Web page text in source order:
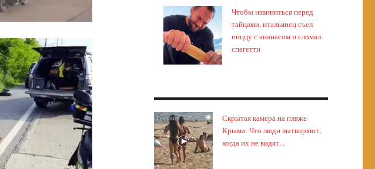
Чтобы извиниться перед
тайцами, итальянец съел
пиццу с ананасом и сломал
спагетти
i
Скрытая камера на пляже
Крыма: Что люди вытворяют,
когда их не видят...